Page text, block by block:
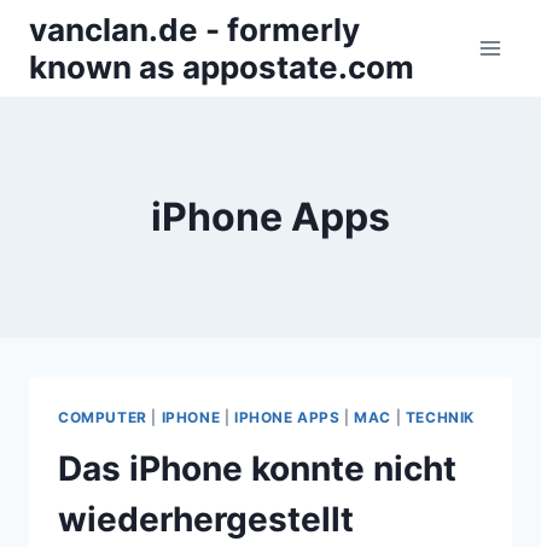
Inhalt
springen
vanclan.de - formerly
known as appostate.com
iPhone Apps
COMPUTER IPHONE IPHONE APPS |MAC TECHNIK
Das iPhone konnte nicht
wiederhergestellt